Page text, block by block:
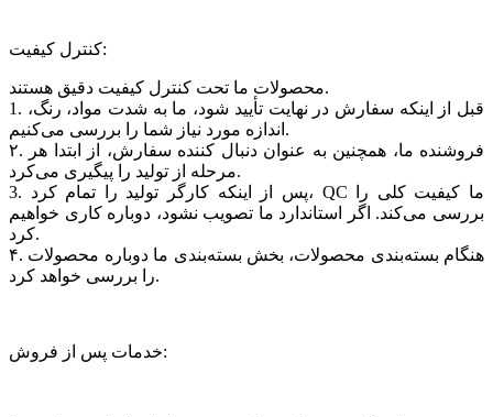
کنترل کیفیت:
محصولات ما تحت کنترل کیفیت دقیق هستند.
1. قبل از اینکه سفارش در نهایت تأیید شود، ما به شدت مواد، رنگ،
اندازه مورد نیاز شما را بررسی می‌کنیم.
۲. فروشنده ما، همچنین به عنوان دنبال کننده سفارش، از ابتدا هر
مرحله از تولید را پیگیری می‌کرد.
3. پس از اینکه کارگر تولید را تمام کرد، QC ما کیفیت کلی را
بررسی می‌کند. اگر استاندارد ما تصویب نشود، دوباره کاری خواهیم
کرد.
۴. هنگام بسته‌بندی محصولات، بخش بسته‌بندی ما دوباره محصولات
را بررسی خواهد کرد.
خدمات پس از فروش: